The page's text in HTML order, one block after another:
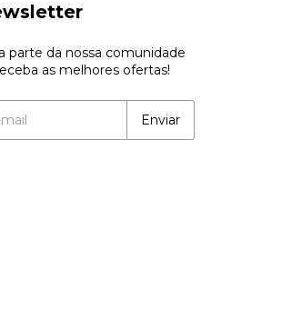
parte da nossa comunidade
as melhores ofertas!